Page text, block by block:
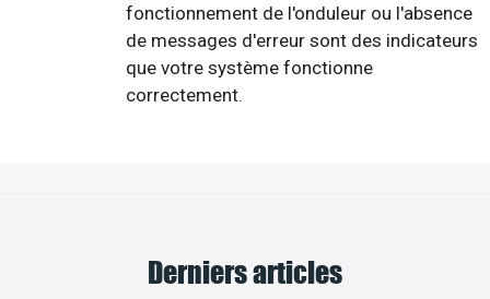
fonctionnement de l'onduleur ou l'absence
de messages d'erreur sont des indicateurs
que votre système fonctionne
correctement.
Derniers articles